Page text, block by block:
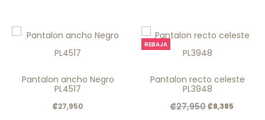
Pantalon ancho Negro
PL4517
₡27,950
REBAJA
Pantalon recto celeste
PL3948
₡27,950 El
₡8,385El